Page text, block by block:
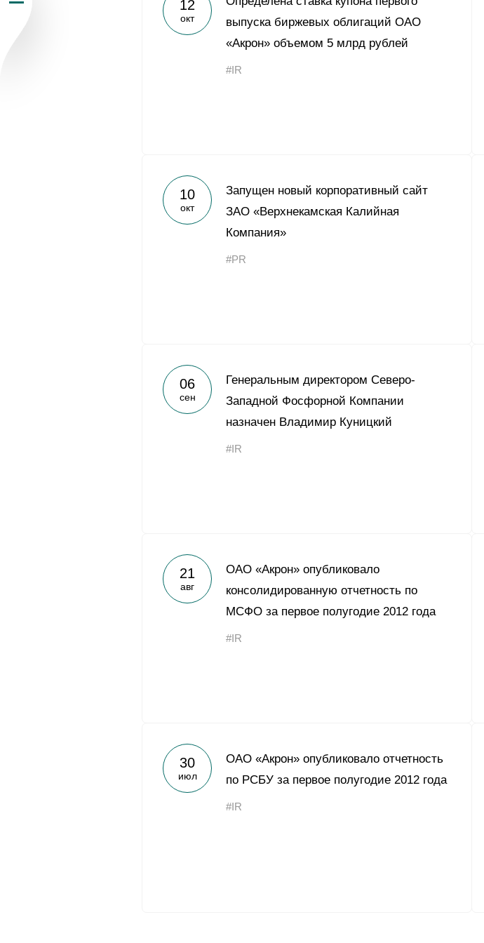
Пресс-центр
Карьера
12
окт
выпуска биржевых облигаций ОАО
«Акрон» объемом 5 млрд рублей
#IR
10
окт
Запущен новый корпоративный сайт
ЗАО «Верхнекамская Калийная
Компания»
#PR
06
сен
Генеральным директором Северо-
Западной Фосфорной Компании
назначен Владимир Куницкий
#IR
21
авг
ОАО «Акрон» опубликовало
консолидированную отчетность по
МСФО за первое полугодие 2012 года
#IR
30
июл
ОАО «Акрон» опубликовало отчетность
по РСБУ за первое полугодие 2012 года
#IR